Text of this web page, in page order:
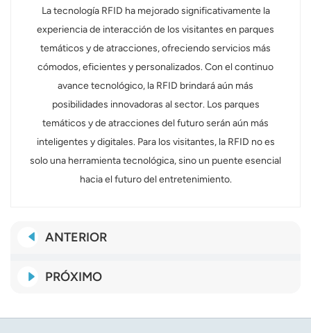
La tecnología RFID ha mejorado significativamente la
experiencia de interacción de los visitantes en parques
temáticos y de atracciones, ofreciendo servicios más
cómodos, eficientes y personalizados. Con el continuo
avance tecnológico, la RFID brindará aún más
posibilidades innovadoras al sector. Los parques
temáticos y de atracciones del futuro serán aún más
inteligentes y digitales. Para los visitantes, la RFID no es
solo una herramienta tecnológica, sino un puente esencial
hacia el futuro del entretenimiento.
ANTERIOR
PRÓXIMO